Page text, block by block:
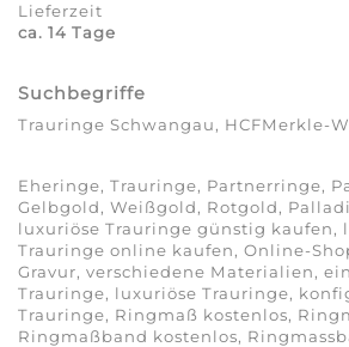
Lieferzeit
ca. 14 Tage
Suchbegriffe
Trauringe Schwangau, HCFMerkle-
Eheringe, Trauringe, Partnerringe,
Gelbgold, Weißgold, Rotgold,
luxuriöse Trauringe günstig kaufen,
Trauringe online kaufen, Online-
Gravur, verschiedene Materialien,
Trauringe, luxuriöse Trauringe,
Trauringe, Ringmaß kostenlos,
Ringmaßband kostenlos,